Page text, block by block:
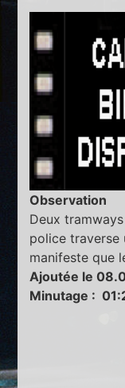
Observation
Deux
police traverse
manifeste que
Ajoutée le
Minutage :